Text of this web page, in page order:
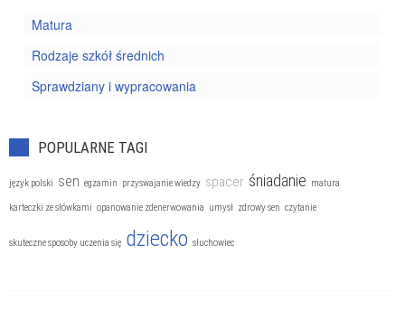
Matura
Rodzaje szkół średnich
Sprawdziany i wypracowania
POPULARNE TAGI
język polski sen egzamin przyswajanie wiedzy spacer śniadanie matura
karteczki ze słówkami opanowanie zdenerwowania umysł zdrowy sen czytanie
skuteczne sposoby uczenia się dziecko słuchowiec